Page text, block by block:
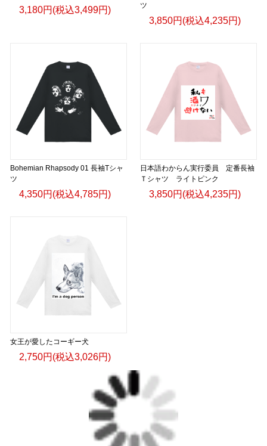
3,180円(税込3,499円)
ツ
3,850円(税込4,235円)
Bohemian Rhapsody 01 長袖Tシャ
ツ
4,350円(税込4,785円)
日本語わからん実行委員 定番長袖
Ｔシャツ ライトピンク
3,850円(税込4,235円)
女王が愛したコーギー犬
2,750円(税込3,026円)